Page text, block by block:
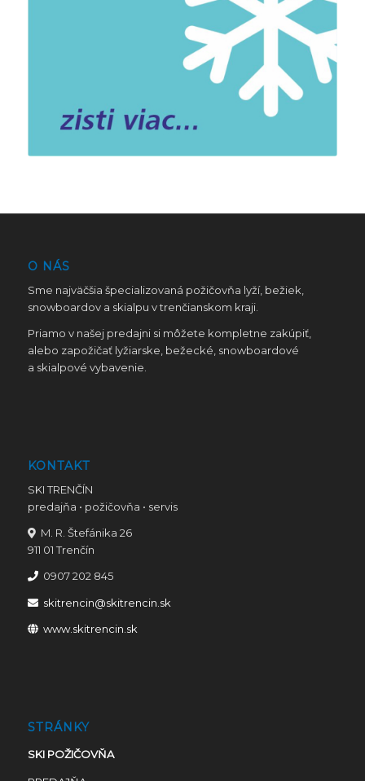
O NÁS
Sme najväčšia špecializovaná požičovňa lyží, bežiek,
snowboardov a skialpu v trenčianskom kraji.
Priamo v našej predajni si môžete kompletne zakúpiť,
alebo zapožičať lyžiarske, bežecké, snowboardové
a skialpové vybavenie.
KONTAKT
SKI TRENČÍN
predajňa • požičovňa • servis
M. R. Štefánika 26
911 01 Trenčín
0907 202 845
skitrencin@skitrencin.sk
www.skitrencin.sk
STRÁNKY
SKI POŽIČOVŇA